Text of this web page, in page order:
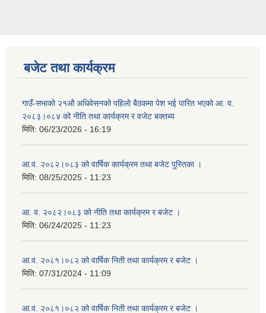
बजेट तथा कार्यक्रम
गाउँ-सभाको २१औ अधिवेसनको पहिलो बैठकमा पेश भई पारित भएको आ. व.
२०८३।०८४ को नीति तथा कार्यक्रम र वजेट बक्तब्य
मिति: 06/23/2026 - 16:19
आ.व. २०८२।०८३ को वार्षिक कार्यक्रम तथा बजेट पुस्तिका ।
मिति: 08/25/2025 - 11:23
आ. व. २०८२।०८३ को नीति तथा कार्यक्रम र बजेट ।
मिति: 06/24/2025 - 11:23
आ.व. २०८१।०८२ को वार्षिक निती तथा कार्यक्रम र बजेट ।
मिति: 07/31/2024 - 11:09
आ.व. २०८१।०८२ को वार्षिक निती तथा कार्यक्रम र बजेट ।